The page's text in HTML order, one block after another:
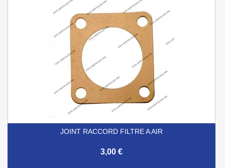
JOINT RACCORD FILTRE A AIR
3,00 €